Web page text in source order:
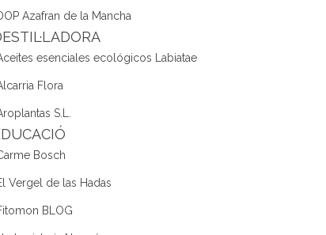
Azafran de la Mancha
esenciales ecológicos Labiatae
Flora
S.L.
Bosch
Vergel de las Hadas
BLOG